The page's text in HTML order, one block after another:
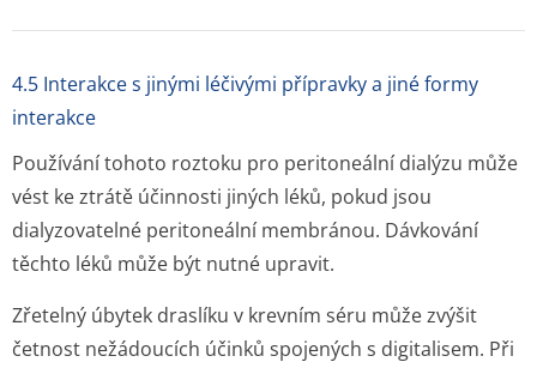
4.5 Interakce s jinými léčivými přípravky a jiné formy
interakce
Používání tohoto roztoku pro peritoneální dialýzu může
vést ke ztrátě účinnosti jiných léků, pokud jsou
dialyzovatelné peritoneální membránou. Dávkování
těchto léků může být nutné upravit.
Zřetelný úbytek draslíku v krevním séru může zvýšit
četnost nežádoucích účinků spojených s digitalisem. Při